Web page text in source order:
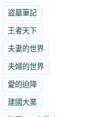
盜墓筆記
王者天下
夫妻的世界
夫婦的世界
愛的迫降
建國大業